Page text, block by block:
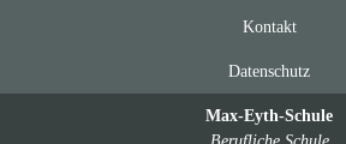
Kontakt
Datenschutz
Max-Eyth-Schule